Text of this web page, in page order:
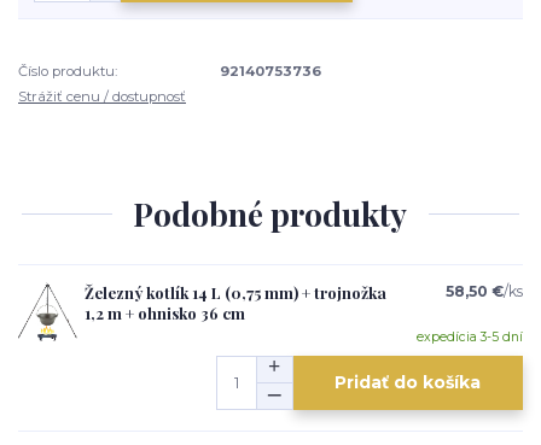
Číslo produktu:
92140753736
Strážiť cenu / dostupnosť
Podobné produkty
Železný kotlík 14 L (0,75 mm) + trojnožka
1,2 m + ohnisko 36 cm
58,50 €/ks
expedícia 3-5 dní
Pridať do košíka